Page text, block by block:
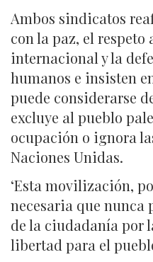
Ambos sindicatos
con la paz, el respeto
internacional y la
humanos e insisten
puede considerarse
excluye al pueblo
ocupación o ignora
Naciones Unidas.
‘Esta movilización,
necesaria que nunca
de la ciudadanía por
libertad para el